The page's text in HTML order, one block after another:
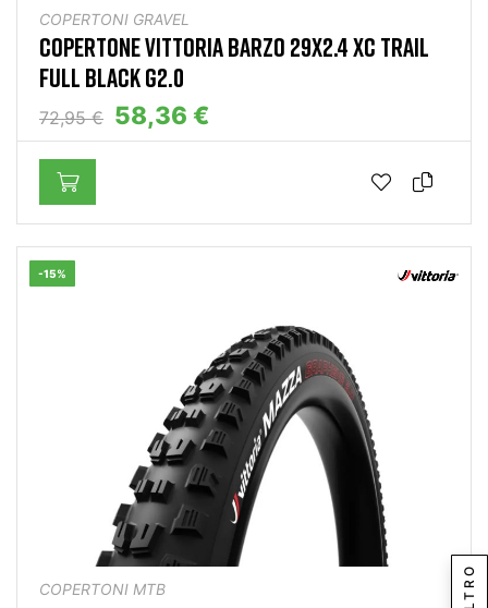
COPERTONI GRAVEL
COPERTONE VITTORIA BARZO 29X2.4 XC TRAIL
FULL BLACK G2.0
72,95 € 58,36 €
-15%
COPERTONI MTB